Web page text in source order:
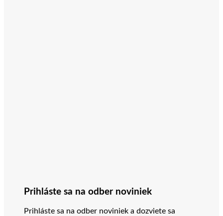
Prihláste sa na odber noviniek
Prihláste sa na odber noviniek a dozviete sa